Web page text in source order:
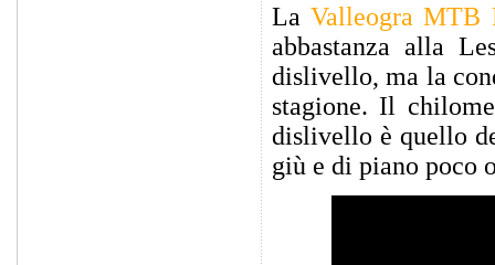
LaValleogra MTB
abbastanza alla
dislivello, ma la
stagione. Il
dislivello è quello
giù e di piano poco